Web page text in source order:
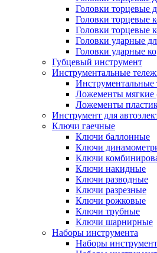
Головки торцевые
Головки торцевые
Головки торцевые
Головки ударные
Головки ударные
Губцевый инструмент
Инструментальные
Ложементы мягкие
Ложементы
Инструмент для
Ключи гаечные
Ключи баллонные
Ключи
Ключи
Ключи накидные
Ключи разводные
Ключи разрезные
Ключи рожковые
Ключи трубные
Ключи шарнирные
Наборы инструмента
Наборы